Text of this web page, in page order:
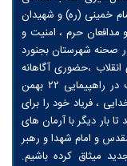
خمینی (ره) و شهیدان
حرم ، امنیت و
صحنه شهرستان بجنورد
،حضوری آگاهانه
خود را به نمایش گذشته اند این بار نیز با شرکت در راهپیمایی ۲۲ بهمن
، فریاد خود را برای
بار دیگر با آرمان های
و امام شهدا و رهبر
میثاق کرده باشیم.